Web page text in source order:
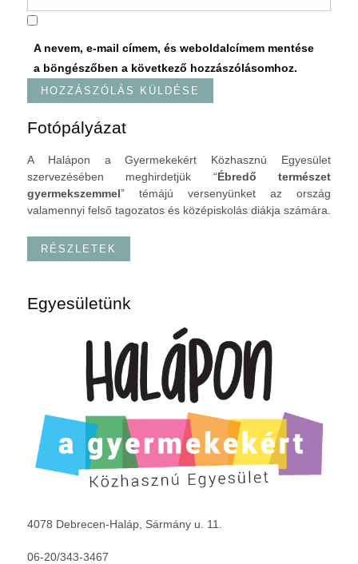
A nevem, e-mail címem, és weboldalcímem mentése
a böngészőben a következő hozzászólásomhoz.
Fotópályázat
A Halápon a Gyermekekért Közhasznú Egyesület
szervezésében meghirdetjük “Ébredő természet
gyermekszemmel” témájú versenyünket az ország
valamennyi felső tagozatos és középiskolás diákja számára.
RÉSZLETEK
Egyesületünk
4078 Debrecen-Haláp, Sármány u. 11.
06-20/343-3467